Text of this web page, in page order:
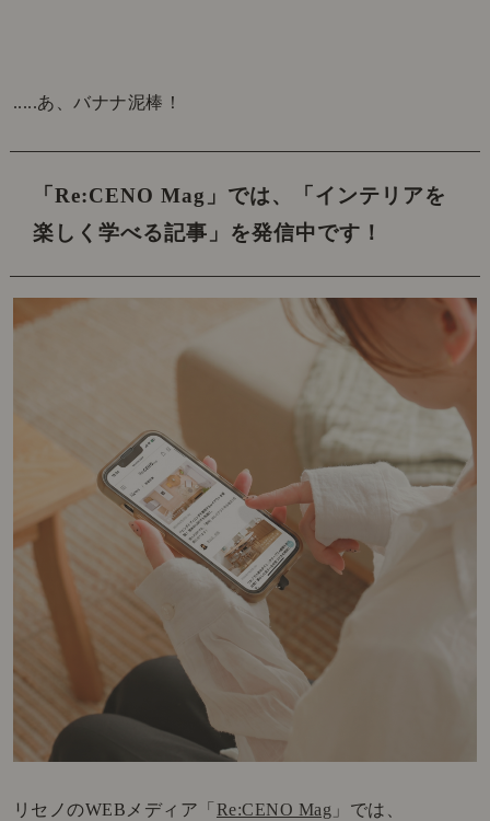
.....あ、バナナ泥棒！
「Re:CENO Mag」では、
「インテリアを
楽しく学べる記事」を発信中です！
リセノのWEBメディア「 Re:CENO Mag 」では、